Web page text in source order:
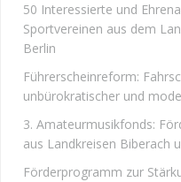
50 Interessierte und
Sportvereinen aus dem
Berlin
Führerscheinreform:
unbürokratischer und
3. Amateurmusikfonds:
aus Landkreisen Biberach
Förderprogramm zur